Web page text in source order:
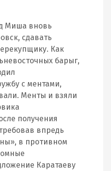
Миша вновь
сдавать
Как
барыг,
с ментами,
Менты и взяли
получения
впредь
в противном
Каратаеву